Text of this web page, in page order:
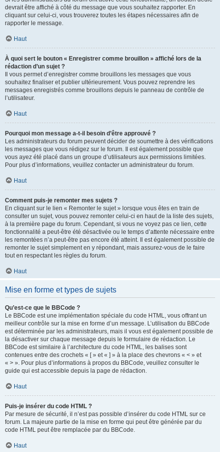
devrait être affiché à côté du message que vous souhaitez rapporter. En
cliquant sur celui-ci, vous trouverez toutes les étapes nécessaires afin de
rapporter le message.
Haut
À quoi sert le bouton « Enregistrer comme brouillon » affiché lors de la
rédaction d’un sujet ?
Il vous permet d’enregistrer comme brouillons les messages que vous
souhaitez finaliser et publier ultérieurement. Vous pouvez reprendre les
messages enregistrés comme brouillons depuis le panneau de contrôle de
l’utilisateur.
Haut
Pourquoi mon message a-t-il besoin d’être approuvé ?
Les administrateurs du forum peuvent décider de soumettre à des vérifications
les messages que vous rédigez sur le forum. Il est également possible que
vous ayez été placé dans un groupe d’utilisateurs aux permissions limitées.
Pour plus d’informations, veuillez contacter un administrateur du forum.
Haut
Comment puis-je remonter mes sujets ?
En cliquant sur le lien « Remonter le sujet » lorsque vous êtes en train de
consulter un sujet, vous pouvez remonter celui-ci en haut de la liste des sujets,
à la première page du forum. Cependant, si vous ne voyez pas ce lien, cette
fonctionnalité a peut-être été désactivée ou le temps d’attente nécessaire entre
les remontées n’a peut-être pas encore été atteint. Il est également possible de
remonter le sujet simplement en y répondant, mais assurez-vous de le faire
tout en respectant les règles du forum.
Haut
Mise en forme et types de sujets
Qu’est-ce que le BBCode ?
Le BBCode est une implémentation spéciale du code HTML, vous offrant un
meilleur contrôle sur la mise en forme d’un message. L’utilisation du BBCode
est déterminée par les administrateurs, mais il vous est également possible de
la désactiver sur chaque message depuis le formulaire de rédaction. Le
BBCode est similaire à l’architecture du code HTML, les balises sont
contenues entre des crochets « [ » et « ] » à la place des chevrons « < » et
« > ». Pour plus d’informations à propos du BBCode, veuillez consulter le
guide qui est accessible depuis la page de rédaction.
Haut
Puis-je insérer du code HTML ?
Par mesure de sécurité, il n’est pas possible d’insérer du code HTML sur ce
forum. La majeure partie de la mise en forme qui peut être générée par du
code HTML peut être remplacée par du BBCode.
Haut